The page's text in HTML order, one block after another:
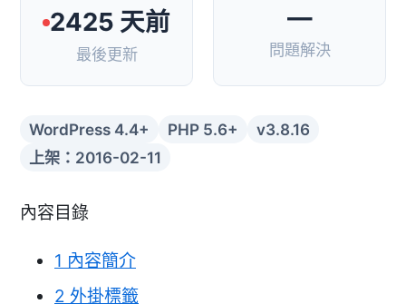
2425 天前
最後更新
—
問題解決
WordPress 4.4+ PHP 5.6+
v3.8.16
上架：2016-02-11
內容目錄
1 內容簡介
2 外掛標籤